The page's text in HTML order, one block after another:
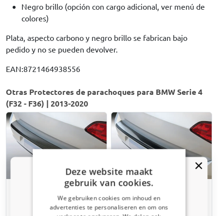
Negro brillo (opción con cargo adicional, ver menú de
colores)
Plata, aspecto carbono y negro brillo se fabrican bajo
pedido y no se pueden devolver.
EAN:8721464938556
Otras Protectores de parachoques para BMW Serie 4
(F32 - F36) | 2013-2020
trasero compatible con
BMW Serie 4 Coupé (F32)
trasero compatible con
BMW Serie 4 Coupé (F32)
Deze website maakt
gebruik van cookies.
We gebruiken cookies om inhoud en
advertenties te personaliseren en om ons